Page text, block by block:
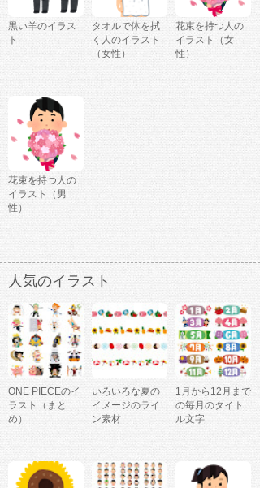
黒い羊のイラス
ト
タオルで体を拭
く人のイラスト
（女性）
花束を持つ人の
イラスト（女
性）
花束を持つ人の
イラスト（男
性）
人気のイラスト
ONE PIECEのイ
ラスト（まと
め）
いろいろな夏の
イメージのライ
ン素材
1月から12月まで
の毎月のタイト
ル文字